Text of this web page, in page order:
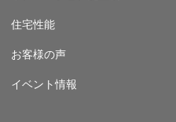
住宅性能
お客様の声
イベント情報